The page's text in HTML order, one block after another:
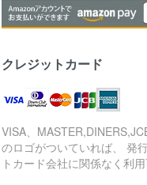
クレジットカード
VISA、
のロゴがついていれば、 発
トカード会社に関係なく利用